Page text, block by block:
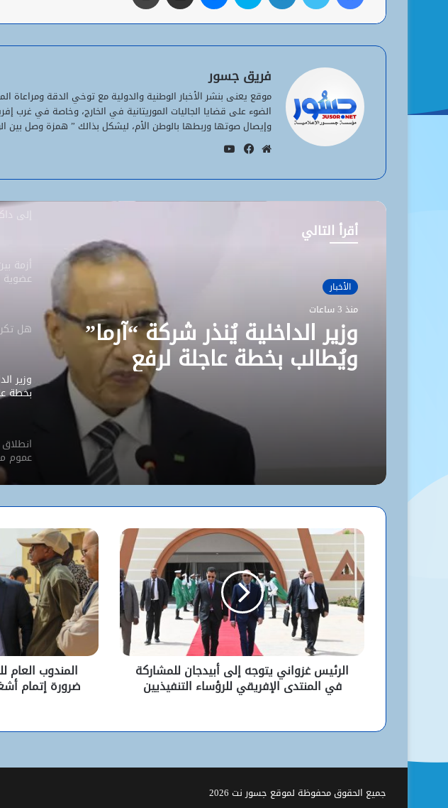
فريق جسور
موقع يعنى بنشر الأخبار الوطنية والدولية مع توخي الدقة ومراعاة
الضوء على قضايا الجاليات الموريتانية في الخارج، وخاصة في غرب
وإيصال صوتها وربطها بالوطن الأم، ليشكل بذالك ” همزة وصل بين
الويب
أقرأ التالي
الأخبار
منذ 3 ساعات
وزير الداخلية يُنذر شركة “آرما”
ويُطالب بخطة عاجلة لرفع
مستوى نظافة نواكشوط
الحوض
إلى
أزمة
عضوية
هل
وزير
بخطة
مترشح
كيف
البيت
ماذا
شبكة
الرئيس غزواني يتوجه إلى أبيدجان للمشاركة
في المنتدى الإفريقي للرؤساء التنفيذيين
المندوب
ضرورة إتمام
جميع الحقوق محفوظة لموقع جسور نت 2026